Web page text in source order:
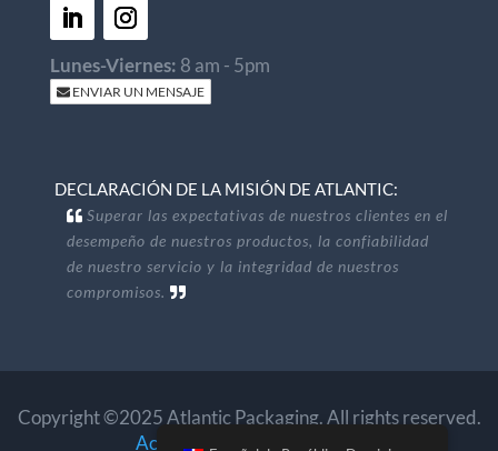
Lunes-Viernes: 8 am - 5pm
ENVIAR UN MENSAJE
DECLARACIÓN DE LA MISIÓN DE ATLANTIC:
Superar las expectativas de nuestros clientes en el
desempeño de nuestros productos, la confiabilidad
de nuestro servicio y la integridad de nuestros
compromisos.
Copyright ©2025 Atlantic Packaging. All rights reserved.
Accessibility